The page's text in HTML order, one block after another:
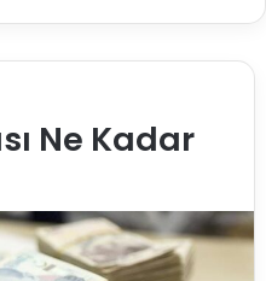
Ne Kadar